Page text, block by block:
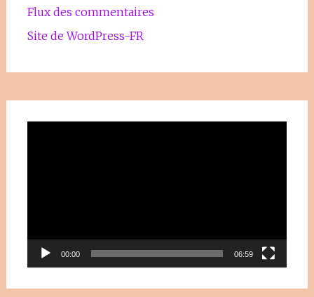
Flux des commentaires
Site de WordPress-FR
00:00 06:59